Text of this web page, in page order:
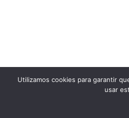
Utilizamos cookies para garantir
usar